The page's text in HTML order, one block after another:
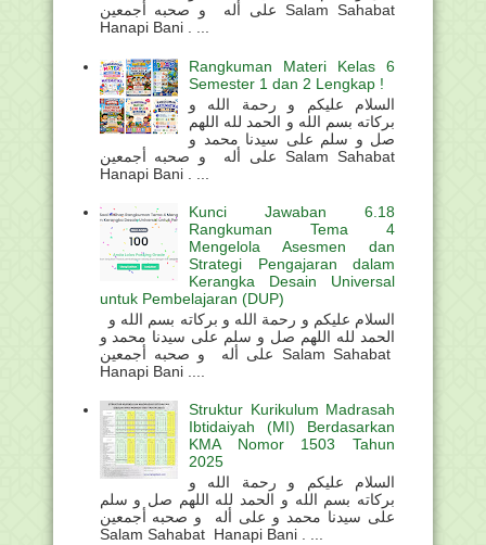
على أله و صحبه أجمعين Salam Sahabat
Hanapi Bani . ...
Rangkuman Materi Kelas 6
Semester 1 dan 2 Lengkap !
السلام عليكم و رحمة الله و
بركاته بسم الله و الحمد لله اللهم
صل و سلم على سيدنا محمد و
على أله و صحبه أجمعين Salam Sahabat
Hanapi Bani . ...
Kunci Jawaban 6.18
Rangkuman Tema 4
Mengelola Asesmen dan
Strategi Pengajaran dalam
Kerangka Desain Universal
untuk Pembelajaran (DUP)
الحمد لله اللهم صل و سلم على سيدنا محمد و
على أله و صحبه أجمعين Salam Sahabat
Hanapi Bani ....
Struktur Kurikulum Madrasah
Ibtidaiyah (MI) Berdasarkan
KMA Nomor 1503 Tahun
2025
السلام عليكم و رحمة الله و
بركاته بسم الله و الحمد لله اللهم صل و سلم
على سيدنا محمد و على أله و صحبه أجمعين
Salam Sahabat Hanapi Bani . ...